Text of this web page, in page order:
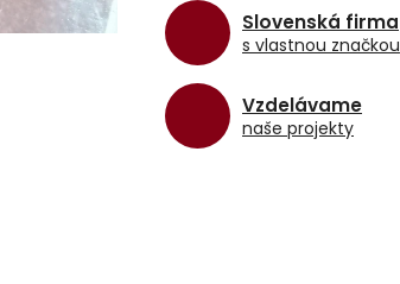
Slovenská firma
s vlastnou značkou
Vzdelávame
naše projekty